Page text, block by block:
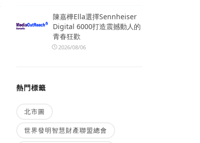
陳嘉樺Ella選擇Sennheiser
Digital 6000打造震撼動人的
青春狂歡
2026/08/06
熱門標籤
北市圖
世界發明智慧財產聯盟總會